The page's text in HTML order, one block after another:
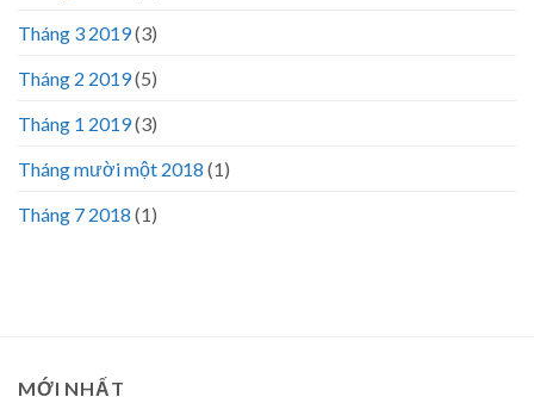
Tháng 3 2019(3)
Tháng 2 2019(5)
Tháng 1 2019(3)
Tháng mười một 2018 (1)
Tháng 7 2018 (1)
MỚI NHẤT